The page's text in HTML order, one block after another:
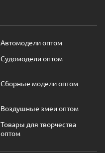
Автомодели оптом
Судомодели оптом
Сборные модели оптом
Воздушные змеи оптом
Товары для творчества
оптом